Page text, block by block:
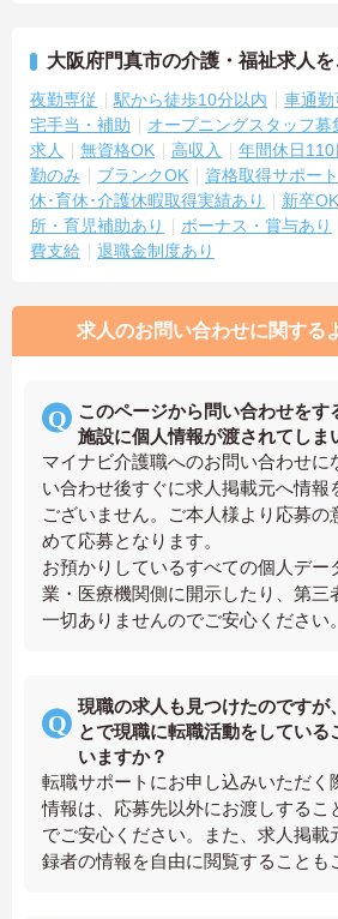
大阪府門真市の介護・福祉求人
夜勤専従 駅から徒歩10分以内 車通勤
宅手当・補助
オープニングスタッフ募
求人
無資格OK 高収入 年間休日110
勤のみ
ブランクOK 資格取得サポート
休･育休･介護休暇取得実績あり
新卒OK
所・育児補助あり
ボーナス・賞与あり
費支給
退職金制度あり
求人のお問い合わせに関する
このページから問い合わせをす
施設に個人情報が渡されてしま
マイナビ介護職へのお問い合わせに
い合わせ後すぐに求人掲載元へ情報
ございません。ご本人様より応募の
めて応募となります。
お預かりしているすべての個人デー
業・医療機関側に開示したり、第三
一切ありませんのでご安心ください。
現職の求人も見つけたのですが
とで現職に転職活動をしている
いますか？
転職サポートにお申し込みいただく
情報は、応募先以外にお渡しするこ
でご安心ください。また、求人掲載
録者の情報を自由に閲覧することも